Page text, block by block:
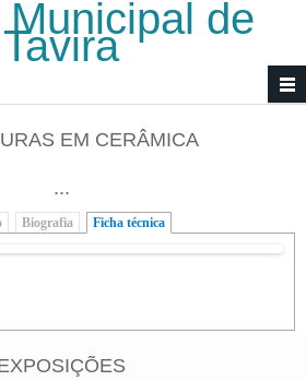
Municipal de
Tavira
EM CERÂMICA
...
Biografia Ficha técnica